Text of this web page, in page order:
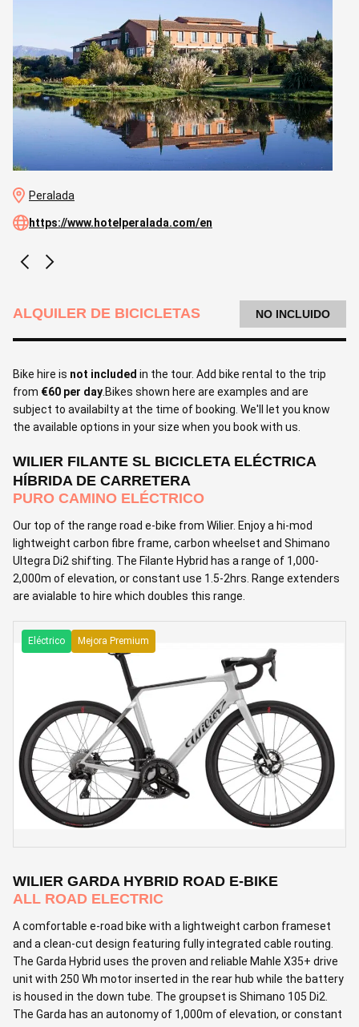
Peralada
https://www.hotelperalada.com/en
ALQUILER DE BICICLETAS NO INCLUIDO
Bike hire is not included in the tour. Add bike rental to the trip
from €60 per day .Bikes shown here are examples and are
subject to availabilty at the time of booking. We'll let you know
the available options in your size when you book with us.
WILIER FILANTE SL BICICLETA ELÉCTRICA
HÍBRIDA DE CARRETERA
PURO CAMINO ELÉCTRICO
Our top of the range road e-bike from Wilier. Enjoy a hi-mod
lightweight carbon fibre frame, carbon wheelset and Shimano
Ultegra Di2 shifting. The Filante Hybrid has a range of 1,000-
2,000m of elevation, or constant use 1.5-2hrs. Range extenders
are avialable to hire which doubles this range.
Eléctrico Mejora Premium
WILIER GARDA HYBRID ROAD E-BIKE
ALL ROAD ELECTRIC
A comfortable e-road bike with a lightweight carbon frameset
and a clean-cut design featuring fully integrated cable routing.
The Garda Hybrid uses the proven and reliable Mahle X35+ drive
unit with 250 Wh motor inserted in the rear hub while the battery
is housed in the down tube. The groupset is Shimano 105 Di2.
The Garda has an autonomy of 1,000m of elevation, or constant